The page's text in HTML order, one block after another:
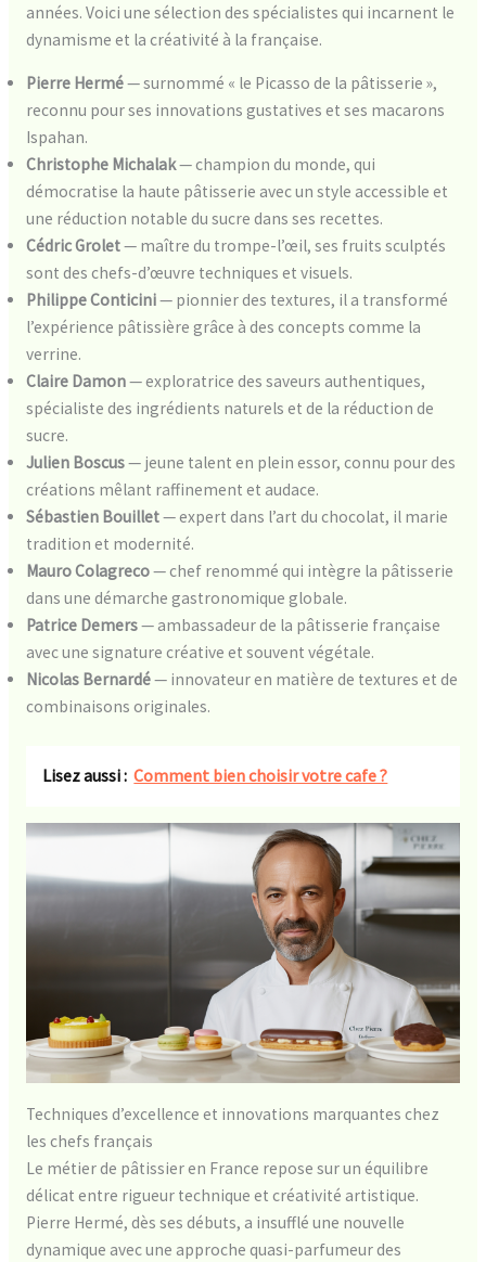
années. Voici une sélection des spécialistes qui incarnent le
dynamisme et la créativité à la française.
Pierre Hermé— surnommé « le Picasso de la pâtisserie »,
reconnu pour ses innovations gustatives et ses macarons
Ispahan.
Christophe Michalak— champion du monde, qui
démocratise la haute pâtisserie avec un style accessible et
une réduction notable du sucre dans ses recettes.
Cédric Grolet— maître du trompe-l’œil, ses fruits sculptés
sont des chefs-d’œuvre techniques et visuels.
Philippe Conticini— pionnier des textures, il a transformé
l’expérience pâtissière grâce à des concepts comme la
verrine.
Claire Damon— exploratrice des saveurs authentiques,
spécialiste des ingrédients naturels et de la réduction de
sucre.
Julien Boscus— jeune talent en plein essor, connu pour des
créations mêlant raffinement et audace.
Sébastien Bouillet— expert dans l’art du chocolat, il marie
tradition et modernité.
Mauro Colagreco— chef renommé qui intègre la pâtisserie
dans une démarche gastronomique globale.
Patrice Demers— ambassadeur de la pâtisserie française
avec une signature créative et souvent végétale.
Nicolas Bernardé— innovateur en matière de textures et de
combinaisons originales.
Lisez aussi : Comment bien choisir votre cafe ?
Techniques d’excellence et innovations marquantes chez
les chefs français
Le métier de pâtissier en France repose sur un équilibre
délicat entre rigueur technique et créativité artistique.
Pierre Hermé, dès ses débuts, a insufflé une nouvelle
dynamique avec une approche quasi-parfumeur des